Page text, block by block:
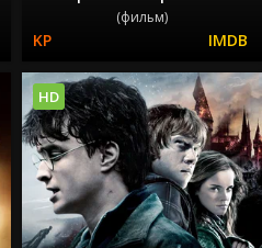
(фильм)
HD